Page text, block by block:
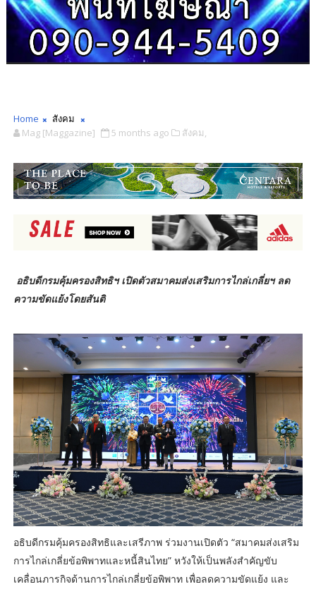
Home
สังคม
Mag [Maggazine]
5 months ago สังคม,
อธิบดีกรมคุ้มครองสิทธิฯ เปิดตัวสมาคมส่งเสริมการไกล่เกลี่ยฯ ลด
ความขัดแย้งโดยสันติ
อธิบดีกรมคุ้มครองสิทธิและเสรีภาพ ร่วมงานเปิดตัว “สมาคมส่งเสริม
การไกล่เกลี่ยข้อพิพาทและหนี้สินไทย” หวังให้เป็นพลังสำคัญขับ
เคลื่อนภารกิจด้านการไกล่เกลี่ยข้อพิพาท เพื่อลดความขัดแย้ง และ